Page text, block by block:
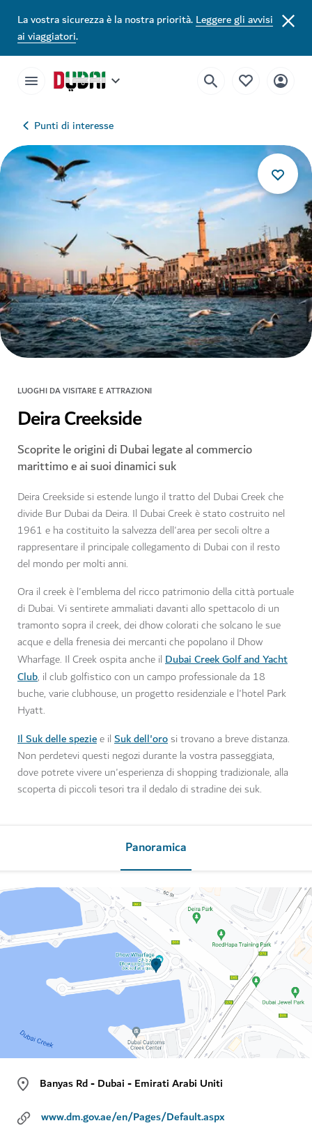
La vostra sicurezza è la nostra priorità.Leggere gli avvisi
ai viaggiatori.
Punti di interesse
LUOGHI DA VISITARE E ATTRAZIONI
Deira Creekside
Scoprite le origini di Dubai legate al commercio
marittimo e ai suoi dinamici suk
Deira Creekside si estende lungo il tratto del Dubai Creek che
divide Bur Dubai da Deira. Il Dubai Creek è stato costruito nel
1961 e ha costituito la salvezza dell'area per secoli oltre a
rappresentare il principale collegamento di Dubai con il resto
del mondo per molti anni.
Ora il creek è l'emblema del ricco patrimonio della città portuale
di Dubai. Vi sentirete ammaliati davanti allo spettacolo di un
tramonto sopra il creek, dei dhow colorati che solcano le sue
acque e della frenesia dei mercanti che popolano il Dhow
Wharfage. Il Creek ospita anche il Dubai Creek Golf and Yacht
Club, il club golfistico con un campo professionale da 18
buche, varie clubhouse, un progetto residenziale e l'hotel Park
Hyatt.
Il Suk delle speziee il Suk dell'orosi trovano a breve distanza.
Non perdetevi questi negozi durante la vostra passeggiata,
dove potrete vivere un'esperienza di shopping tradizionale, alla
scoperta di piccoli tesori tra il dedalo di stradine dei suk.
Panoramica
Banyas Rd - Dubai - Emirati Arabi Uniti
www.dm.gov.ae/en/Pages/Default.aspx